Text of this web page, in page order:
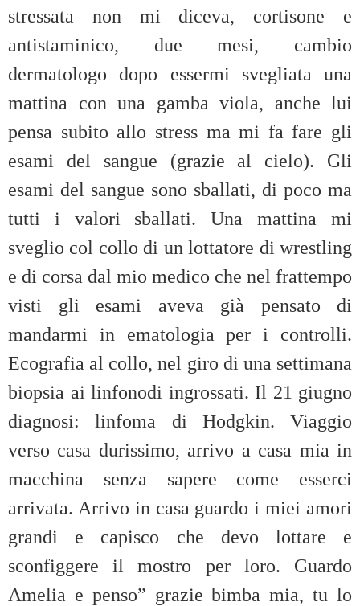
stressata non mi diceva, cortisone e
antistaminico, due mesi, cambio
dermatologo dopo essermi svegliata una
mattina con una gamba viola, anche lui
pensa subito allo stress ma mi fa fare gli
esami del sangue (grazie al cielo). Gli
esami del sangue sono sballati, di poco ma
tutti i valori sballati. Una mattina mi
sveglio col collo di un lottatore di wrestling
e di corsa dal mio medico che nel frattempo
visti gli esami aveva già pensato di
mandarmi in ematologia per i controlli.
Ecografia al collo, nel giro di una settimana
biopsia ai linfonodi ingrossati. Il 21 giugno
diagnosi: linfoma di Hodgkin. Viaggio
verso casa durissimo, arrivo a casa mia in
macchina senza sapere come esserci
arrivata. Arrivo in casa guardo i miei amori
grandi e capisco che devo lottare e
sconfiggere il mostro per loro. Guardo
Amelia e penso” grazie bimba mia, tu lo